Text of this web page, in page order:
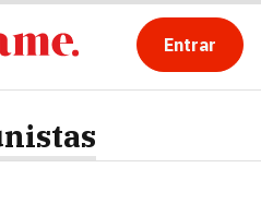
Entrar